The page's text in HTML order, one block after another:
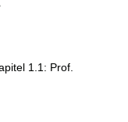
1.1: Prof.